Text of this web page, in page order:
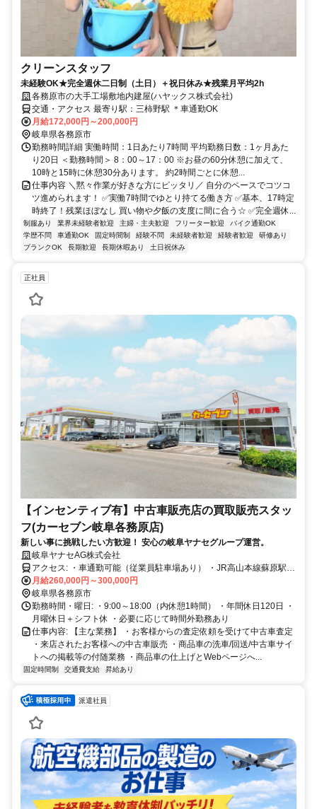
クリーンスタッフ
未経験OK★完全週休二日制（土日）＋祝日休み★残業月平均2h
各務原市の大手工場敷地内建屋(ハヤックス株式会社)
交通・アクセス 最寄り駅：三柿野駅 ＊車通勤OK
月給172,000円～200,000円
岐阜県各務原市
勤務時間詳細 実働時間：1日あたり7時間 平均勤務日数：1ヶ月あた
り20日 ＜勤務時間＞ 8：00～17：00 ※お昼の60分休憩に加えて、
10時と15時に休憩30分あります。 約2時間ごとに休憩...
仕事内容 ＼黙々作業が好きな方にピッタリ／ 自分のペースでコツコ
ツ進められます！ ✅実働7時間でゆとり持てる働き方 ✅基本、17時定
時終了！残業ほぼなし 買い物や夕飯の支度に間に合う☆ ✅完全週休...
制服あり 業界未経験者歓迎 主婦・主夫歓迎 フリーター歓迎
バイク通勤OK
学歴不問
車通勤OK 固定時間制 経験不問 未経験者歓迎 経験者歓迎
研修あり
ブランクOK
長期歓迎 長期休暇あり 土日祝休み
正社員
【インセンティブ有】中古車販売店の買取販売スタッ
フ(カーセブン岐阜各務原店)
新しい事に挑戦したい方歓迎！ 安心の岐阜ヤナセグループ運営。
岐阜ヤナセAG株式会社
アクセス: ・車通勤可能（従業員駐車場あり） ・JR高山本線蘇原駅徒
歩10分
月給260,000円～300,000円
岐阜県各務原市
勤務時間・曜日: ・9:00～18:00（内休憩1時間） ・年間休日120日 ・
月曜休日＋シフト休 ・必要に応じて時間外勤務あり
仕事内容: 【主な業務】 ・お客様からの査定依頼を受けて中古車査定
・来店されたお客様への中古車販売 ・商品車の洗車/回送/中古車サイ
トへの掲載等の付随業務 ・商品車の仕上げとWebページへ...
固定時間制 交通費支給 昇給あり
派遣社員